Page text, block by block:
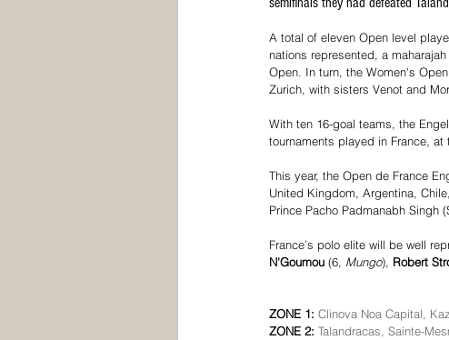
A total of eleven Open level
nations represented, a
Open. In turn, the Women's
Zurich, with sisters Venot and
With ten 16-goal teams, the
tournaments played in France,
This year, the Open de France
United Kingdom, Argentina,
Prince Pacho Padmanabh Singh
France’s polo elite will be well
N'Goumou (6, Mungo), Robert
ZONE 1: Clinova Noa Capital,
ZONE 2: Talandracas, Sainte-